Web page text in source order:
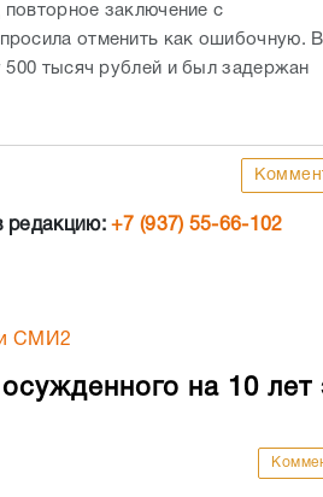
заключение с
отменить как ошибочную. В
500 тысяч рублей и был задержан
редакцию:+7 (937) 55-66-102
СМИ2
на 10 лет